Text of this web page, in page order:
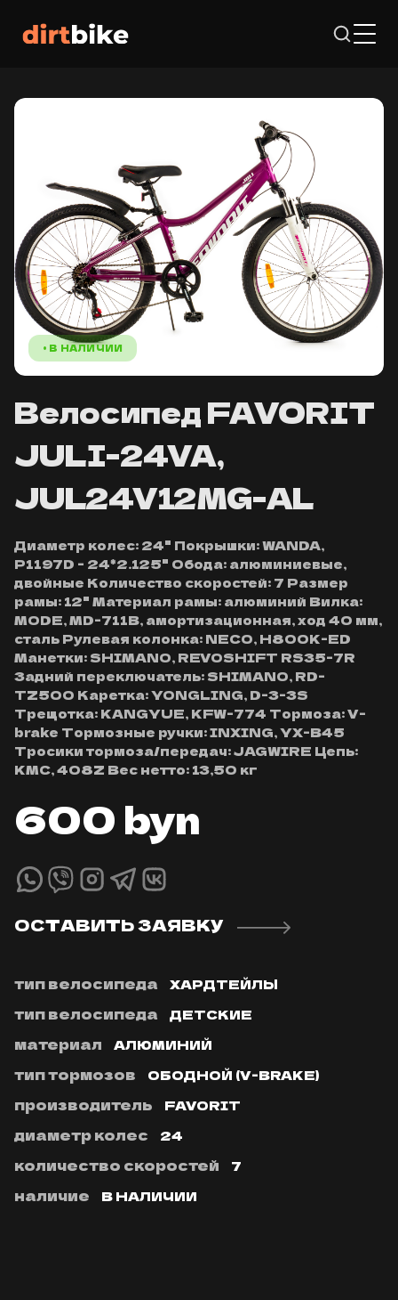
• В НАЛИЧИИ
Велосипед FAVORIT
JULI-24VA,
JUL24V12MG-AL
Диаметр колес: 24" Покрышки: WANDA,
P1197D - 24*2.125" Обода: алюминиевые,
двойные Количество скоростей: 7 Размер
рамы: 12" Материал рамы: алюминий Вилка:
MODE, MD-711B, амортизационная, ход 40 мм,
сталь Рулевая колонка: NECO, H800K-ED
Манетки: SHIMANO, REVOSHIFT RS35-7R
Задний переключатель: SHIMANO, RD-
TZ500 Каретка: YONGLING, D-3-3S
Трещотка: KANGYUE, KFW-774 Тормоза: V-
brake Тормозные ручки: INXING, YX-B45
Тросики тормоза/передач: JAGWIRE Цепь:
KMC, 408Z Вес нетто: 13,50 кг
600byn
ОСТАВИТЬ ЗАЯВКУ
тип велосипеда ХАРДТЕЙЛЫ
тип велосипеда ДЕТСКИЕ
материал АЛЮМИНИЙ
тип тормозов ОБОДНОЙ (V-BRAKE)
производитель FAVORIT
диаметр колес 24
количество скоростей 7
наличие В НАЛИЧИИ